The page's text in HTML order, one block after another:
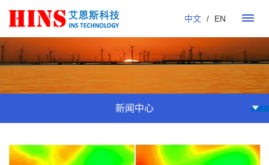
中文 / EN
首
dgAerial
dgShip
dgShip-
dgDeepSea
其
应
新闻中心